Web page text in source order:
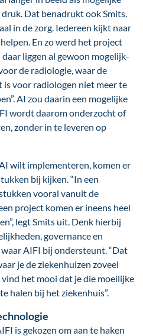
Dat benadrukt ook Smits.
in de zorg. Iedereen kijkt naar
En zo werd het project
liggen al ge­woon moge­lijk­
de radio­logie, waar de
voor radiologen niet meer te
AI zou daarin een mogelijke
wordt daarom onderzocht of
zonder in te leveren op
wilt implementeren, komen er
bij kijken. “In een
vooral vanuit de
project komen er ineens heel
legt Smits uit. Denk hierbij
governance en
AIFI bij ondersteunt. “Dat
je de ziekenhuizen zoveel
het mooi dat je die moeilijke
halen bij het ziekenhuis”.
is gekozen om aan te haken